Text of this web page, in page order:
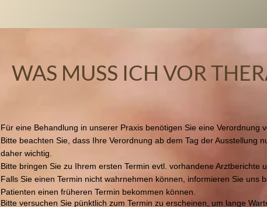
WAS MUSS ICH VOR
Für eine Behandlung in unserer Praxis benötigen Sie eine
Bitte beachten Sie, dass Ihre Verordnung ab dem Tag der Ausstellung
daher wichtig.
Bitte bringen Sie zu Ihrem ersten Termin evtl. vorhandene Arztberichte
Falls Sie einen Termin nic​ht wahrnehmen können, informieren Sie
Patienten einen früheren Termin bekommen können.
Bitte versuchen Sie pünktlich zum Termin zu erscheinen, um lange